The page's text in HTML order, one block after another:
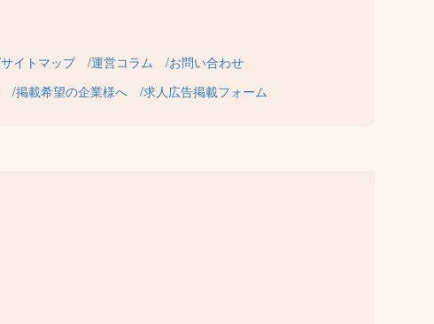
サイトマップ 運営コラム
お問い合わせ
掲載希望の企業様へ 求人広告掲載フォーム